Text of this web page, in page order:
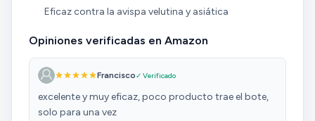
Eficaz contra la avispa velutina y asiática
Opiniones verificadas en Amazon
Francisco✓ Verificado
excelente y muy eficaz, poco producto trae el bote,
solo para una vez